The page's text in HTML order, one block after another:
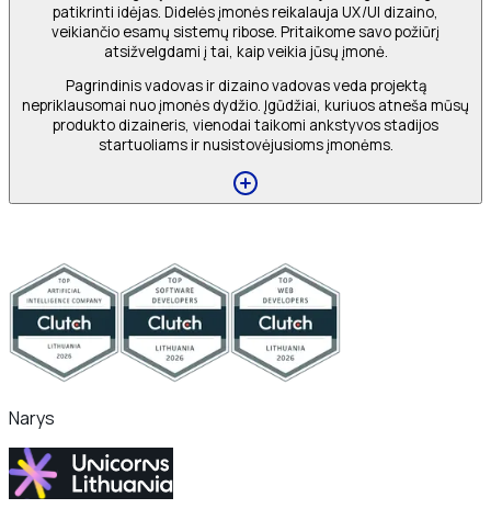
patikrinti idėjas. Didelės įmonės reikalauja UX/UI dizaino,
veikiančio esamų sistemų ribose. Pritaikome savo požiūrį
atsižvelgdami į tai, kaip veikia jūsų įmonė.
Pagrindinis vadovas ir dizaino vadovas veda projektą
nepriklausomai nuo įmonės dydžio. Įgūdžiai, kuriuos atneša mūsų
produkto dizaineris, vienodai taikomi ankstyvos stadijos
startuoliams ir nusistovėjusioms įmonėms.
Narys